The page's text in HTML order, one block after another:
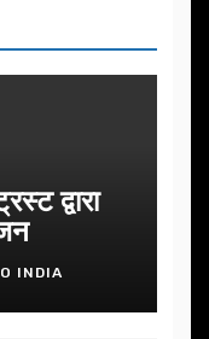
द्वारा
INDIA